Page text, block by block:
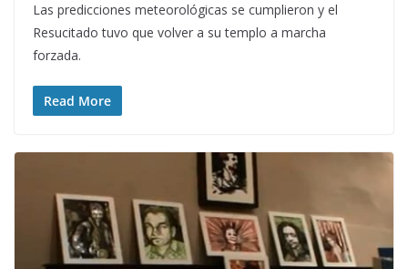
Las predicciones meteorológicas se cumplieron y el
Resucitado tuvo que volver a su templo a marcha
forzada.
Read More